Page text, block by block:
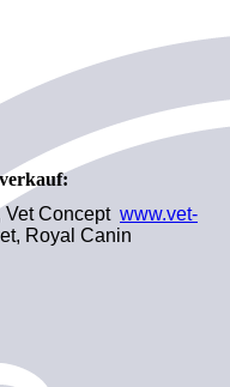
Vet Concept www.vet-
Royal Canin